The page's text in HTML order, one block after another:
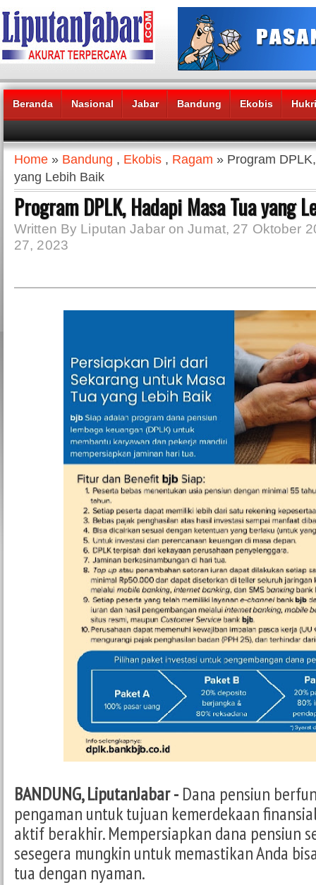
Beranda Nasional Jabar Bandung Ekobis
Headlines News :
Home » Bandung , Ekobis , Ragam » Program
yang Lebih Baik
Program DPLK, Hadapi Masa Tua yang
Written By Liputan Jabar on Jumat, 27 Oktober
27, 2023
BANDUNG, LiputanJabar - Dana pensiun
pengaman untuk tujuan kemerdekaan
aktif berakhir. Mempersiapkan dana pensiun
sesegera mungkin untuk memastikan Anda
tua dengan nyaman.